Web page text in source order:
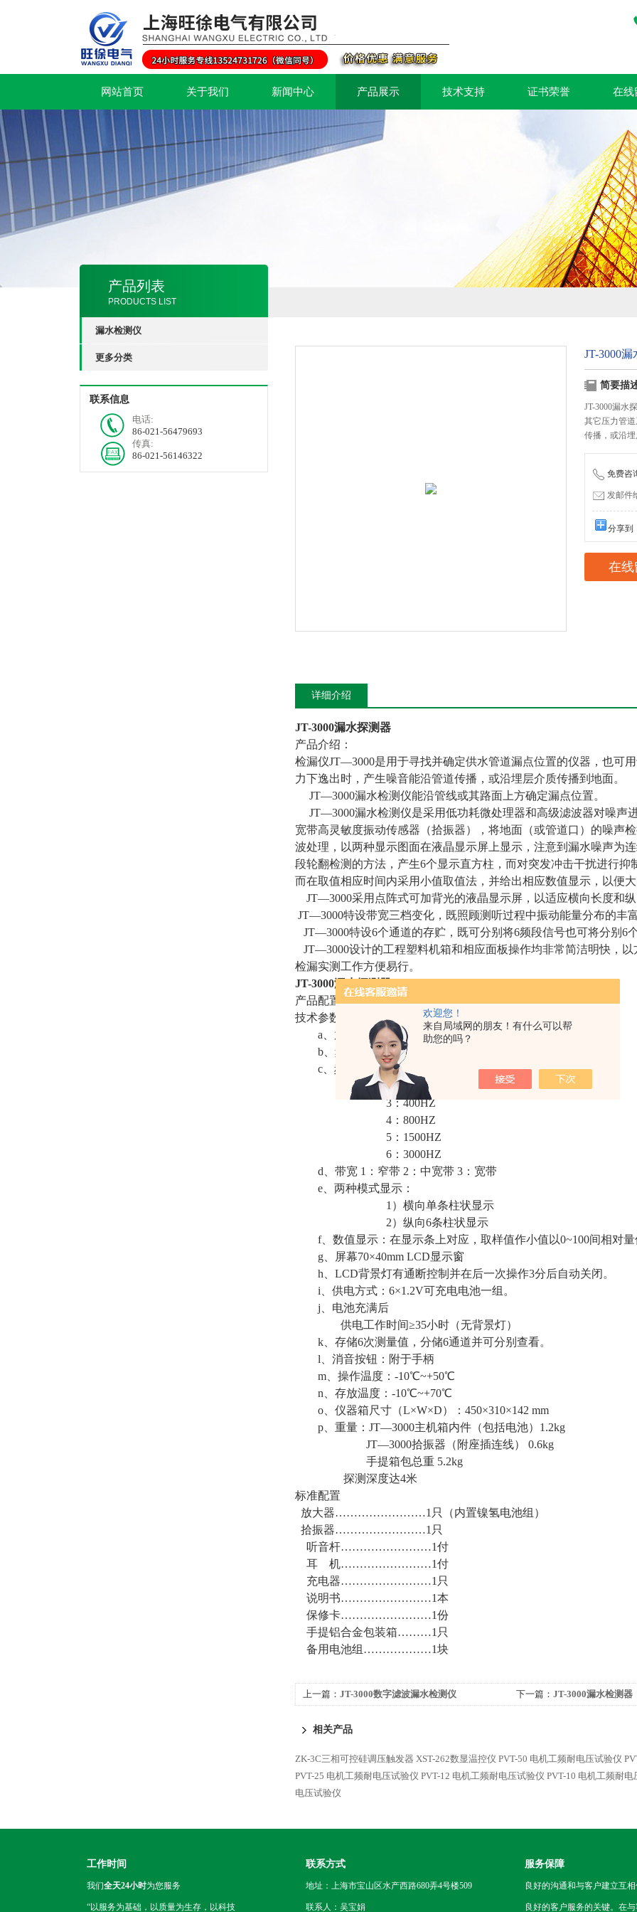
欢迎您！
来自局域网的朋友！有什么可以帮
助您的吗？
网站首页 关于我们 新闻中心 产品展示 技术支持 证书荣誉 在线
产品列表
PRODUCTS LIST
漏水检测仪
更多分类
联系信息
电话:
86-021-56479693
传真:
86-021-56146322
JT-3000
简要描
JT-3000漏水
其它压力管
传播，或沿
免费咨
发邮件
分享到
在线
详细介绍
JT-3000漏水探测器
产品介绍：
检漏仪JT—3000是用于寻找并确定供水管道漏点位置的仪器，也可
力下逸出时，产生噪音能沿管道传播，或沿埋层介质传播到地面。
JT—3000漏水检测仪能沿管线或其路面上方确定漏点位置。
JT—3000漏水检测仪是采用低功耗微处理器和高级滤波器对噪声
宽带高灵敏度振动传感器（拾振器），将地面（或管道口）的噪声
波处理，以两种显示图面在液晶显示屏上显示，注意到漏水噪声为
段轮翻检测的方法，产生6个显示直方柱，而对突发冲击干扰进行
而在取值相应时间内采用小值取值法，并给出相应数值显示，以便
JT—3000采用点阵式可加背光的液晶显示屏，以适应横向长度和
JT—3000特设带宽三档变化，既照顾测听过程中振动能量分布的丰
JT—3000特设6个通道的存贮，既可分别将6频段信号也可将分别6
JT—3000设计的工程塑料机箱和相应面板操作均非常简洁明快，
检漏实测工作方便易行。
JT-3000漏水探测器
产品配置：
技术参数
a、放大倍数 100dB内可调
b、频率分析宽度 70~4000HZ范围，近5个倍频程，三种带宽。
c、频率分档 1：100HZ（中心频率）
2：200HZ
3：400HZ
4：800HZ
5：1500HZ
6：3000HZ
d、带宽 1：窄带 2：中宽带 3：宽带
e、两种模式显示：
1）横向单条柱状显示
2）纵向6条柱状显示
f、数值显示：在显示条上对应，取样值作小值以0~100间相对量
g、屏幕70×40mm LCD显示窗
h、LCD背景灯有通断控制并在后一次操作3分后自动关闭。
i、供电方式：6×1.2V可充电电池一组。
j、电池充满后
供电工作时间≥35小时（无背景灯）
k、存储6次测量值，分储6通道并可分别查看。
l、消音按钮：附于手柄
m、操作温度：-10℃~+50℃
n、存放温度：-10℃~+70℃
o、仪器箱尺寸（L×W×D）：450×310×142 mm
p、重量：JT—3000主机箱内件（包括电池）1.2kg
JT—3000拾振器（附座插连线） 0.6kg
手提箱包总重 5.2kg
探测深度达4米
标准配置
放大器……………………1只（内置镍氢电池组）
拾振器……………………1只
听音杆……………………1付
耳 机……………………1付
充电器……………………1只
说明书……………………1本
保修卡……………………1份
手提铝合金包装箱………1只
备用电池组………………1块
上一篇： JT-3000数字滤波漏水检测仪 下一篇： JT-3000漏水检测器
相关产品
ZK-3C三相可控硅调压触发器 XST-262数显温控仪 PVT-50 电机工频耐电压试验仪
PVT-25 电机工频耐电压试验仪 PVT-12 电机工频耐电压试验仪 PVT-10 电机工频耐电
电压试验仪
工作时间
我们全天24小时为您服务
“以服务为基础，以质量为生存，以科技
联系方式
地址：上海市宝山区水产西路680弄4号楼509
联系人：吴宝娟
服务保障
良好的沟通和与客户建立互
良好的客户服务的关键。在